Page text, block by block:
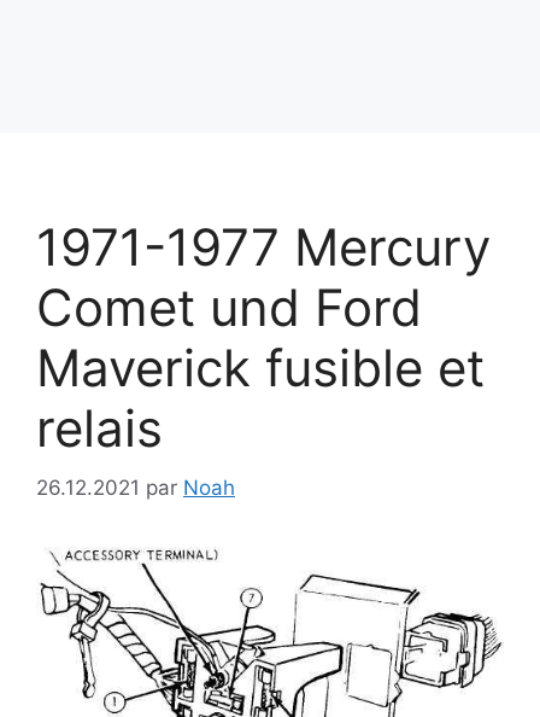
1971-1977 Mercury
Comet und Ford
Maverick fusible et
relais
26.12.2021 par Noah